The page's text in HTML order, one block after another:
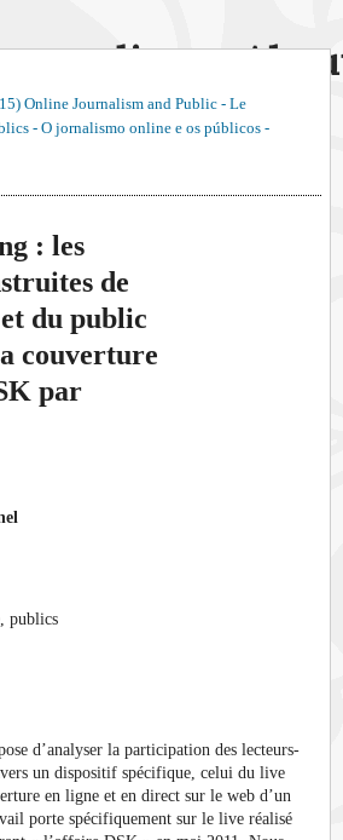
Online Journalism and Public - Le
- O jornalismo online e os públicos -
: les
de
du public
couverture
par
publics
d’analyser la participation des lecteurs-
un dispositif spécifique, celui du live
en ligne et en direct sur le web d’un
porte spécifiquement sur le live réalisé